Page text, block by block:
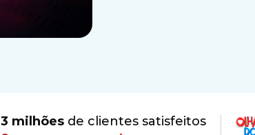
3 milhões de clientes satisfeitos